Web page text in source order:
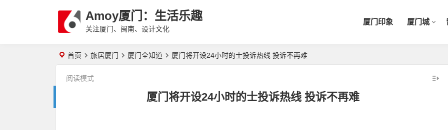
Amoy厦门：生活乐趣
关注厦门、闽南、设计文化
厦门印象 厦门城
首页 旅居厦门 厦门全知道 厦门将开设24小时的士投诉热线 投诉不再难
厦门将开设24小时的士投诉热线 投诉不再难
阅读模式